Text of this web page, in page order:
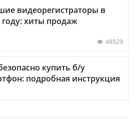
видеорегистраторы в
году: хиты продаж
48929
купить б/у
подробная инструкция